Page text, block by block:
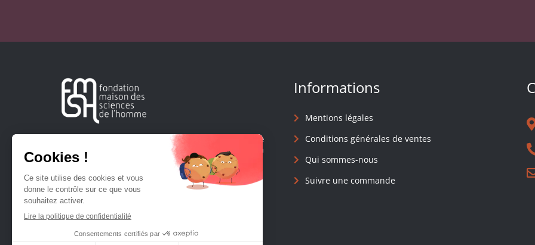
Créée en 1963, la Fondation Maison Sciences de l'Homme
soutient la recherche et la diffusion des connaissances en
sciences humaines et sociales.
Informations
Mentions légales
Conditions générales de ventes
Qui sommes-nous
Suivre une commande